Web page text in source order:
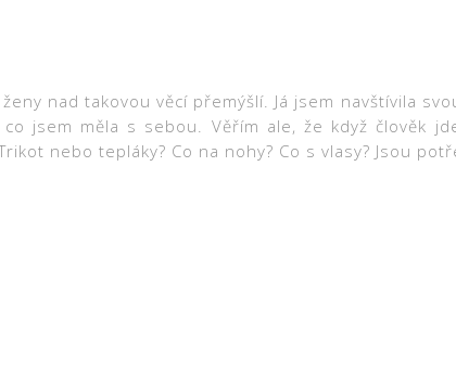
nad takovou věcí přemýšlí. Já jsem navštívila
jsem měla s sebou. Věřím ale, že když člověk
nebo tepláky? Co na nohy? Co s vlasy? Jsou